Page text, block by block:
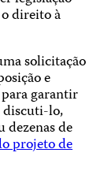
direito à
solicitação
e
garantir
discuti-lo,
dezenas de
projeto de